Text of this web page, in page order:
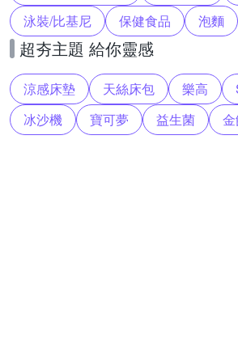
泳裝/比基尼
保健食品 泡麵
超夯主題 給你靈感
涼感床墊 天絲床包 樂高
冰沙機
寶可夢 益生菌